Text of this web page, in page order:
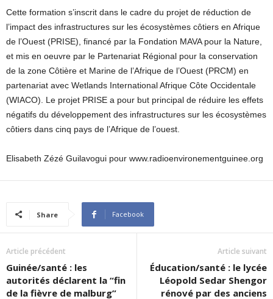
Cette formation s’inscrit dans le cadre du projet de réduction de
l’impact des infrastructures sur les écosystèmes côtiers en Afrique
de l’Ouest (PRISE), financé par la Fondation MAVA pour la Nature,
et mis en oeuvre par le Partenariat Régional pour la conservation
de la zone Côtière et Marine de l’Afrique de l’Ouest (PRCM) en
partenariat avec Wetlands International Afrique Côte Occidentale
(WIACO). Le projet PRISE a pour but principal de réduire les effets
négatifs du développement des infrastructures sur les écosystèmes
côtiers dans cinq pays de l’Afrique de l’ouest.
Elisabeth Zézé Guilavogui pour www.radioenvironementguinee.org
Share Facebook
Article précédent
Guinée/santé : les
autorités déclarent la “fin
de la fièvre de malburg”
Article suivant
Éducation/santé : le lycée
Léopold Sedar Shengor
rénové par des anciens